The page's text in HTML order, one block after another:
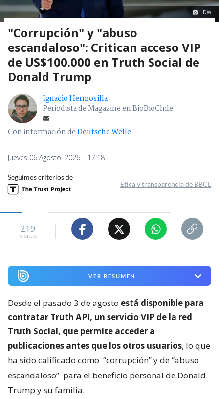
DW
"Corrupción" y "abuso
escandaloso": Critican acceso VIP
de US$100.000 en Truth Social de
Donald Trump
Ignacio Hermosilla
Periodista de Magazine en BioBioChile
Con información deDeutsche Welle
Jueves 06 Agosto, 2026 | 17:18
Seguimos criterios de
Ética y transparencia de BBCL
219
visitas
VER RESUMEN
Desde el pasado 3 de agosto está disponible para
contratar Truth API, un servicio VIP de la red
Truth Social, que permite acceder a
publicaciones antes que los otros usuarios, lo que
ha sido calificado como “corrupción” y de “abuso
escandaloso” para el beneficio personal de Donald
Trump y su familia.